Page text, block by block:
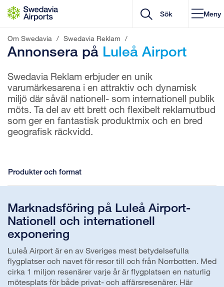
Gå till innehåll
Meny
Om Swedavia / Swedavia Reklam /
Annonsera på Luleå Airport
Swedavia Reklam erbjuder en unik
varumärkesarena i en attraktiv och dynamisk
miljö där såväl nationell- som internationell publik
möts. Ta del av ett brett och flexibelt reklamutbud
som ger en fantastisk produktmix och en bred
geografisk räckvidd.
Produkter och format
Marknadsföring på Luleå Airport-
Nationell och internationell
exponering
Luleå Airport är en av Sveriges mest betydelsefulla
flygplatser och navet för resor till och från Norrbotten. Med
cirka 1 miljon resenärer varje år är flygplatsen en naturlig
mötesplats för både privat- och affärsresenärer. Här